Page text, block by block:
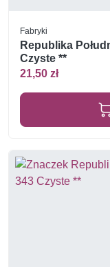
Fabryki
Republika
Czyste **
21,50 zł